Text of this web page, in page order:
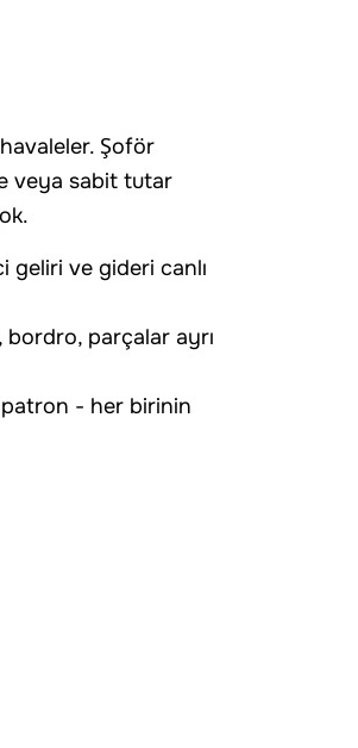
Şoför
veya sabit tutar
geliri ve gideri canlı
parçalar ayrı
patron - her birinin